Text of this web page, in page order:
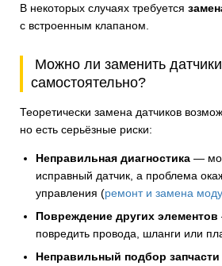
В некоторых случаях требуется
с встроенным клапаном.
Можно ли заменить датчики
самостоятельно?
Теоретически замена датчиков
но есть серьёзные риски:
Неправильная диагностика —
исправный датчик, а проблема
управления (ремонт и замена
Повреждение других элементов
повредить провода, шланги или
Неправильный подбор запчасти